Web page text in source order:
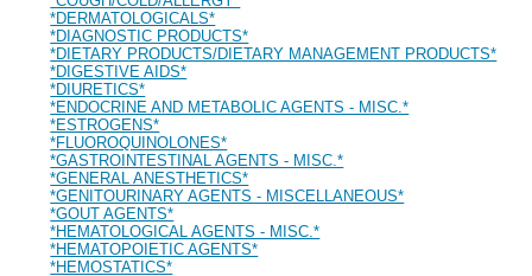
*DERMATOLOGICALS*
*DIAGNOSTIC PRODUCTS*
*DIETARY PRODUCTS/DIETARY MANAGEMENT PRODUCTS*
*DIGESTIVE AIDS*
*DIURETICS*
*ENDOCRINE AND METABOLIC AGENTS - MISC.*
*ESTROGENS*
*FLUOROQUINOLONES*
*GASTROINTESTINAL AGENTS - MISC.*
*GENERAL ANESTHETICS*
*GENITOURINARY AGENTS - MISCELLANEOUS*
*GOUT AGENTS*
*HEMATOLOGICAL AGENTS - MISC.*
*HEMATOPOIETIC AGENTS*
*HEMOSTATICS*